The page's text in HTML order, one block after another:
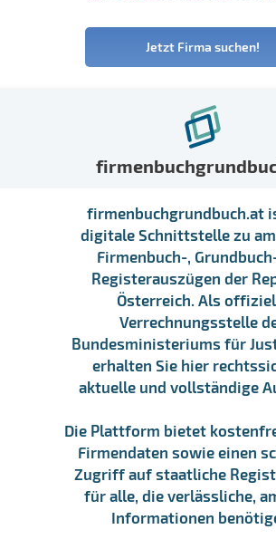
Jetzt Firma suchen!
firmenbuchgrundbuch.at
digitale Schnittstelle zu
Firmenbuch-,
Registerauszügen der
Österreich. Als
Verrechnungsstelle
Bundesministeriums für
erhalten Sie hier
aktuelle und vollständige
Die Plattform bietet
Firmendaten sowie einen
Zugriff auf staatliche
für alle, die verlässliche,
Informationen